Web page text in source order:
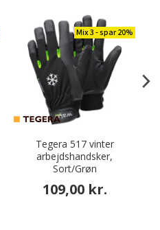
Mix 3 - spar 20%
Tegera 517 vinter
arbejdshandsker,
Sort/Grøn
109,00 kr.